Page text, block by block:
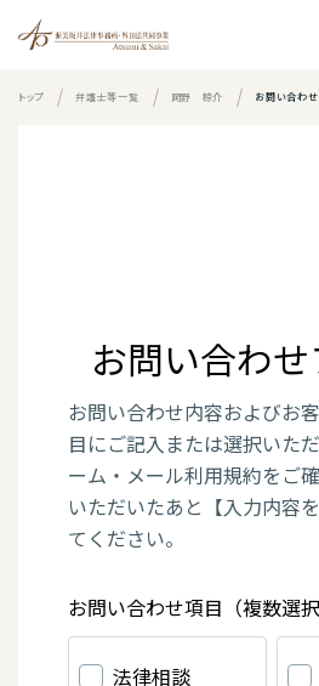
トップ 弁護士等一覧 岡野 椋介 お問い合わせ